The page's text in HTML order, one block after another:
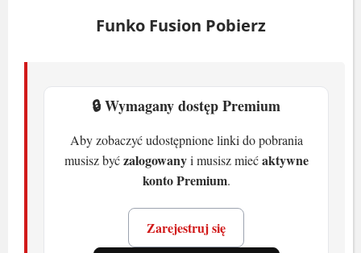
GTX 1050 Ti lub AMD Radeon RX 470
Zalecane
System:Windows 10 64-bit
Procesor:Intel Core i7-9700K lub
AMD Ryzen 5 5600
16 GB RAM
Karta graficzna:NVIDIA GeForce
Funko Fusion Pobierz
🔒 Wymagany dostęp Premium
Aby zobaczyć udostępnione linki do pobrania
musisz byćzalogowanyi musisz miećaktywne
konto Premium.
Zarejestruj się